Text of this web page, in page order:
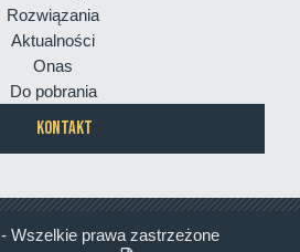
Rozwiązania
Aktualności
Onas
Do pobrania
KONTAKT
Wszelkie prawa zastrzeżone